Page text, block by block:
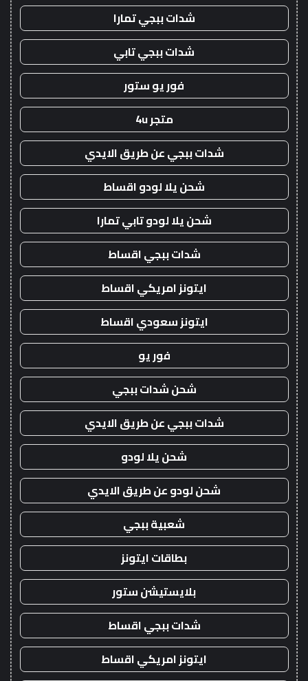
شدات ببجي تمارا
شدات ببجي تابي
فور يو ستور
متجر 4u
شدات ببجي عن طريق الايدي
شحن يلا لودو اقساط
شحن يلا لودو تابي تمارا
شدات ببجي اقساط
ايتونز امريكي اقساط
ايتونز سعودي اقساط
فور يو
شحن شدات ببجي
شدات ببجي عن طريق الايدي
شحن يلا لودو
شحن لودو عن طريق الايدي
شعبية ببجي
بطاقات ايتونز
بلايستيشن ستور
شدات ببجي اقساط
ايتونز امريكي اقساط